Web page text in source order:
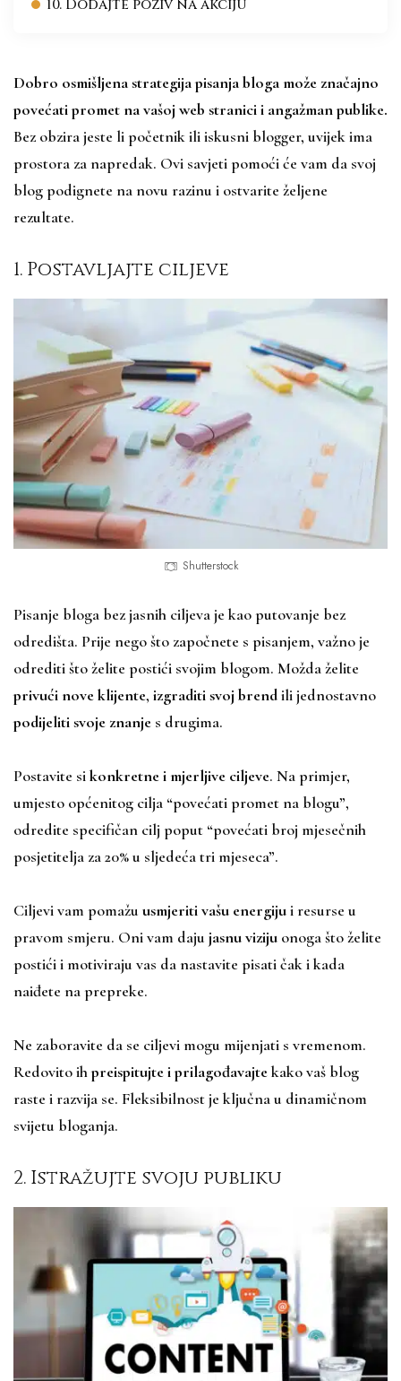
10. Dodajte poziv na akciju
Dobro osmišljena strategija pisanja bloga može značajno
povećati promet na vašoj web stranici i angažman publike.
Bez obzira jeste li početnik ili iskusni blogger, uvijek ima
prostora za napredak. Ovi savjeti pomoći će vam da svoj
blog podignete na novu razinu i ostvarite željene
rezultate.
1. Postavljajte ciljeve
Shutterstock
Pisanje bloga bez jasnih ciljeva je kao putovanje bez
odredišta. Prije nego što započnete s pisanjem, važno je
odrediti što želite postići svojim blogom. Možda želite
privući nove klijente, izgraditi svoj brendili jednostavno
podijeliti svoje znanje s drugima.
Postavite sikonkretne i mjerljive ciljeve. Na primjer,
umjesto općenitog cilja “povećati promet na blogu”,
odredite specifičan cilj poput “povećati broj mjesečnih
posjetitelja za 20% u sljedeća tri mjeseca”.
Ciljevi vam pomažu usmjeriti vašu energijui resurse u
pravom smjeru. Oni vam daju jasnu viziju onoga što želite
postići i motiviraju vas da nastavite pisati čak i kada
naiđete na prepreke.
Ne zaboravite da se ciljevi mogu mijenjati s vremenom.
Redovito ihpreispitujte i prilagođavajtekako vaš blog
raste i razvija se. Fleksibilnost je ključna u dinamičnom
svijetu bloganja.
2. Istražujte svoju publiku